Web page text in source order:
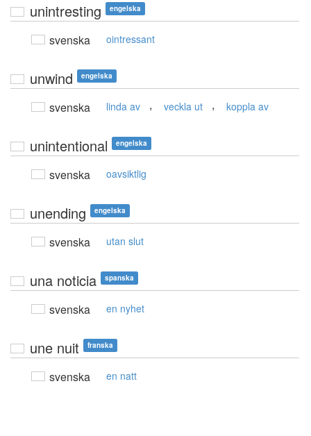
unintresting engelska
svenska ointressant
unwind engelska
svenska linda av , veckla ut , koppla av
unintentional engelska
svenska oavsiktlig
unending engelska
svenska utan slut
una noticia spanska
svenska en nyhet
une nuit franska
svenska en natt